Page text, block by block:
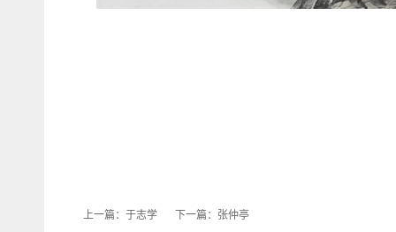
上一篇： 于志学 下一篇： 张仲亭